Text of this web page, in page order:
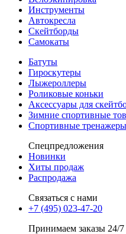
Инструменты
Автокресла
Скейтборды
Самокаты
Батуты
Гироскутеры
Лыжероллеры
Роликовые коньки
Аксессуары для
Зимние спортивные
Спортивные тренажеры
Спецпредложения
Новинки
Хиты продаж
Распродажа
Связаться с нами
+7 (495) 023-47-20
Принимаем заказы 24/7